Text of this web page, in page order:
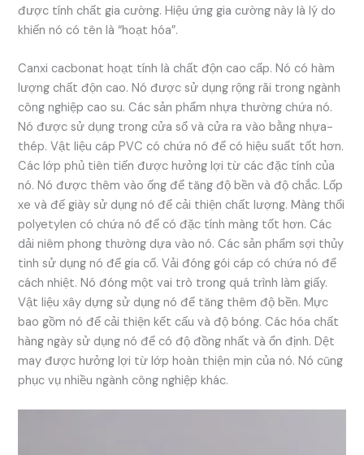
được tính chất gia cường. Hiệu ứng gia cường này là lý do
khiến nó có tên là “hoạt hóa”.
Canxi cacbonat hoạt tính là chất độn cao cấp. Nó có hàm
lượng chất độn cao. Nó được sử dụng rộng rãi trong ngành
công nghiệp cao su. Các sản phẩm nhựa thường chứa nó.
Nó được sử dụng trong cửa sổ và cửa ra vào bằng nhựa-
thép. Vật liệu cáp PVC có chứa nó để có hiệu suất tốt hơn.
Các lớp phủ tiên tiến được hưởng lợi từ các đặc tính của
nó. Nó được thêm vào ống để tăng độ bền và độ chắc. Lốp
xe và đế giày sử dụng nó để cải thiện chất lượng. Màng thổi
polyetylen có chứa nó để có đặc tính màng tốt hơn. Các
dải niêm phong thường dựa vào nó. Các sản phẩm sợi thủy
tinh sử dụng nó để gia cố. Vải đóng gói cáp có chứa nó để
cách nhiệt. Nó đóng một vai trò trong quá trình làm giấy.
Vật liệu xây dựng sử dụng nó để tăng thêm độ bền. Mực
bao gồm nó để cải thiện kết cấu và độ bóng. Các hóa chất
hàng ngày sử dụng nó để có độ đồng nhất và ổn định. Dệt
may được hưởng lợi từ lớp hoàn thiện mịn của nó. Nó cũng
phục vụ nhiều ngành công nghiệp khác.